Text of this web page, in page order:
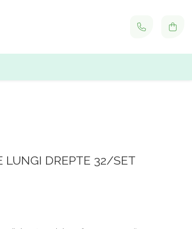
LUNGI DREPTE 32/SET